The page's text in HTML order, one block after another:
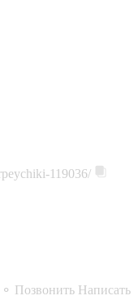
119036/
Позвонить Написать